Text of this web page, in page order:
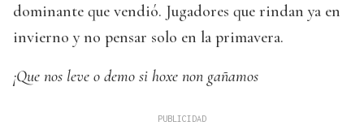
dominante que vendió. Jugadores que rindan ya en
invierno y no pensar solo en la primavera.
¡Que nos leve o demo si hoxe non gañamos